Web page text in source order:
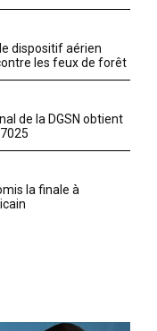
dispositif aérien
les feux de forêt
de la DGSN obtient
la finale à